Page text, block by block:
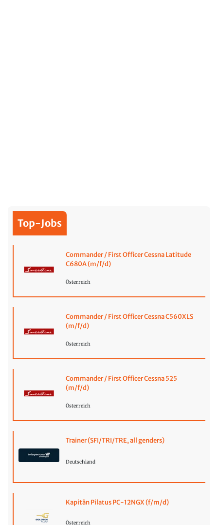
Top-Jobs
Commander / First Officer Cessna Latitude
C680A (m/f/d)
Österreich
Commander / First Officer Cessna C560XLS
(m/f/d)
Österreich
Commander / First Officer Cessna 525
(m/f/d)
Österreich
Trainer (SFI/TRI/TRE, all genders)
Deutschland
Kapitän Pilatus PC-12NGX (f/m/d)
Österreich